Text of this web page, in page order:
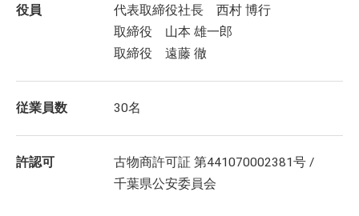
役員
代表取締役社長 西村 博行
取締役 山本 雄一郎
取締役 遠藤 徹
従業員数 30名
許認可
古物商許可証 第441070002381号 /
千葉県公安委員会